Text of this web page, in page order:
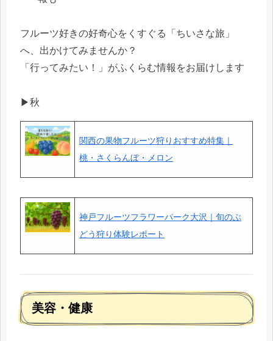
フルーツ好きの好奇心をくすぐる「ちいさな旅」
へ、出かけてみませんか？
「行ってみたい！」がふくらむ情報をお届けします
▶秋
関西の果物フルーツ狩りおすすめ特集｜
桃・さくらんぼ・メロン
神戸フルーツフラワーパーク大沢｜旬のぶ
どう狩り体験レポート
美容・健康